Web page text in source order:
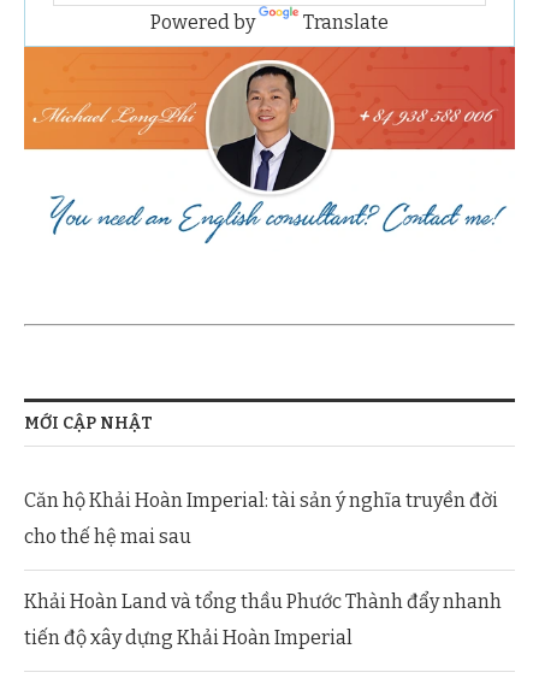
Powered by Translate
MỚI CẬP NHẬT
Căn hộ Khải Hoàn Imperial: tài sản ý nghĩa truyền đời
cho thế hệ mai sau
Khải Hoàn Land và tổng thầu Phước Thành đẩy nhanh
tiến độ xây dựng Khải Hoàn Imperial